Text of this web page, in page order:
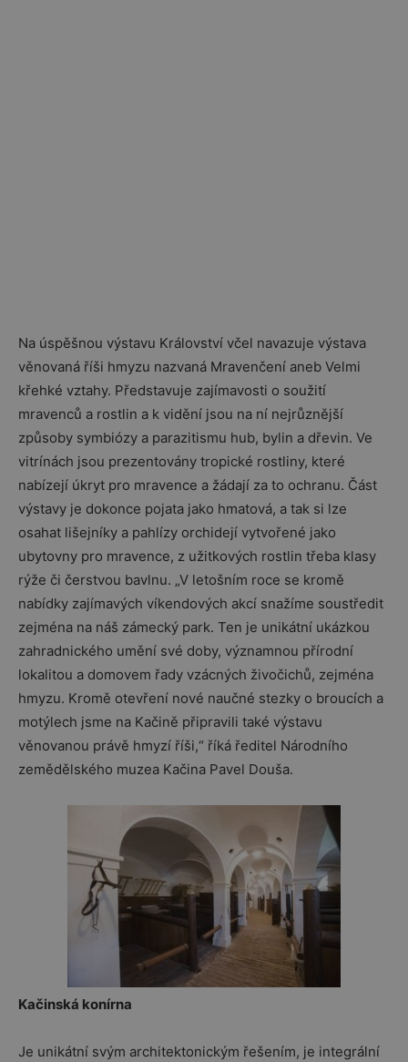
Na úspěšnou výstavu Království včel navazuje výstava
věnovaná říši hmyzu nazvaná Mravenčení aneb Velmi
křehké vztahy. Představuje zajímavosti o soužití
mravenců a rostlin a k vidění jsou na ní nejrůznější
způsoby symbiózy a parazitismu hub, bylin a dřevin. Ve
vitrínách jsou prezentovány tropické rostliny, které
nabízejí úkryt pro mravence a žádají za to ochranu. Část
výstavy je dokonce pojata jako hmatová, a tak si lze
osahat lišejníky a pahlízy orchidejí vytvořené jako
ubytovny pro mravence, z užitkových rostlin třeba klasy
rýže či čerstvou bavlnu. „V letošním roce se kromě
nabídky zajímavých víkendových akcí snažíme soustředit
zejména na náš zámecký park. Ten je unikátní ukázkou
zahradnického umění své doby, významnou přírodní
lokalitou a domovem řady vzácných živočichů, zejména
hmyzu. Kromě otevření nové naučné stezky o broucích a
motýlech jsme na Kačině připravili také výstavu
věnovanou právě hmyzí říši,“ říká ředitel Národního
zemědělského muzea Kačina Pavel Douša.
Kačinská konírna
Je unikátní svým architektonickým řešením, je integrální